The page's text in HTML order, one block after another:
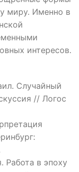
миру. Именно в
интересов.
Случайный
// Логос
Работа в эпоху